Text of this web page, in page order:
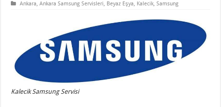
Ankara,Ankara Samsung Servisleri, Beyaz Eşya, Kalecik,Samsung
Kalecik Samsung Servisi